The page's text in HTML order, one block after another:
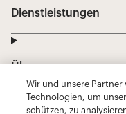
Wir und unsere
Technologien, um
schützen, zu